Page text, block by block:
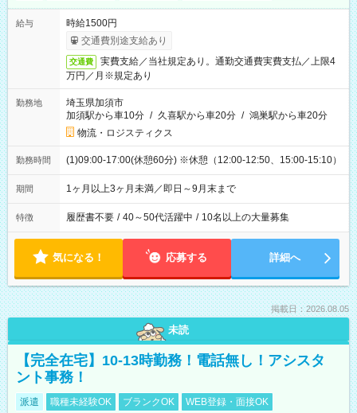
給与
時給1500円
交通費別途支給あり
交通費
実費支給／当社規定あり。通勤交通費実費支払／上限4
万円／月※規定あり
勤務地
埼玉県加須市
加須駅から車10分 / 久喜駅から車20分 / 鴻巣駅から車20分
物流・ロジスティクス
勤務時間 (1)09:00-17:00(休憩60分) ※休憩（12:00-12:50、15:00-15:10）
期間 1ヶ月以上3ヶ月未満／即日～9月末まで
特徴 履歴書不要 / 40～50代活躍中 / 10名以上の大量募集
気になる！ 応募する 詳細へ
掲載日：2026.08.05
未読
【完全在宅】10-13時勤務！電話無し！アシスタ
ント事務！
派遣 職種未経験OK ブランクOK WEB登録・面接OK